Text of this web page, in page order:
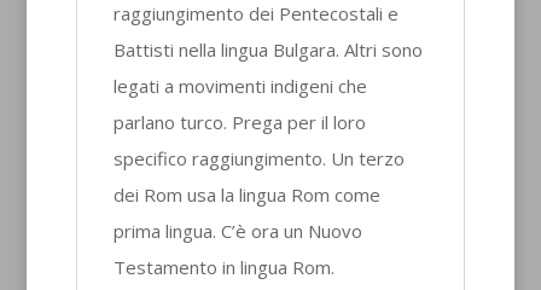
raggiungimento dei Pentecostali e
Battisti nella lingua Bulgara. Altri sono
legati a movimenti indigeni che
parlano turco. Prega per il loro
specifico raggiungimento. Un terzo
dei Rom usa la lingua Rom come
prima lingua. C’è ora un Nuovo
Testamento in lingua Rom.